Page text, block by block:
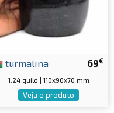
69€
turmalina
1.24 quilo | 110x90x70 mm
Veja o produto